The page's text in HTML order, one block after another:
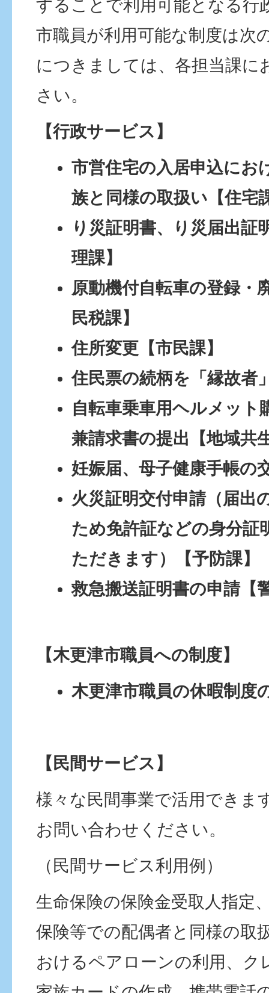
することで利用可能となる行
市職員が利用可能な制度は次
につきましては、各担当課に
さい。
【行政サービス】
市営住宅の入居申込にお
族と同様の取扱い【住宅
り災証明書、り災届出証
理課】
原動機付自転車の登録・
民税課】
住所変更【市民課】
住民票の続柄を「縁故者
自転車乗車用ヘルメット
兼請求書の提出【地域共
妊娠届、母子健康手帳の
火災証明交付申請（届出
ため免許証などの身分証
ただきます）【予防課】
救急搬送証明書の申請【
【木更津市職員への制度】
木更津市職員の休暇制度
【民間サービス】
様々な民間事業で活用できま
お問い合わせください。
（民間サービス利用例）
生命保険の保険金受取人指定
保険等での配偶者と同様の取
おけるペアローンの利用、ク